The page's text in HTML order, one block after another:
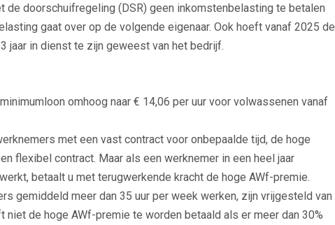
de doorschuifregeling (DSR) geen inkomstenbelasting te betalen
gaat over op de volgende eigenaar. Ook hoeft vanaf 2025 de
jaar in dienst te zijn geweest van het bedrijf.
omhoog naar € 14,06 per uur voor volwassenen vanaf
met een vast contract voor onbepaalde tijd, de hoge
flexibel contract. Maar als een werknemer in een heel jaar
betaalt u met terugwerkende kracht de hoge AWf-premie.
gemiddeld meer dan 35 uur per week werken, zijn vrijgesteld van
de hoge AWf-premie te worden betaald als er meer dan 30%